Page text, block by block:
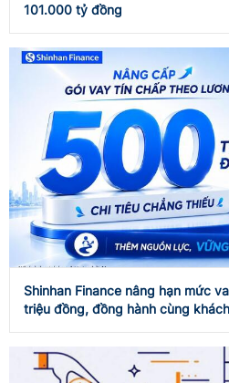
101.000 tỷ đồng
Shinhan Finance nâng hạn mức
triệu đồng, đồng hành cùng